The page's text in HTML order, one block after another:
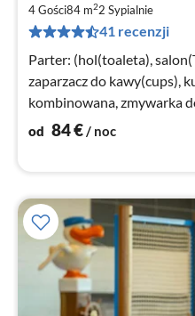
4 Gości84 m22 Sypialnie
41 recenzji
Parter: (hol(toaleta),
zaparzacz do kawy(cups),
kombinowana, zmywarka
zamrażarka))
od 84€/ noc